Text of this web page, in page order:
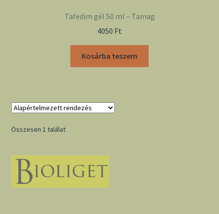
Tafedim gél 50 ml – Tamag
4050 Ft
Kosárba teszem
Összesen 1 találat